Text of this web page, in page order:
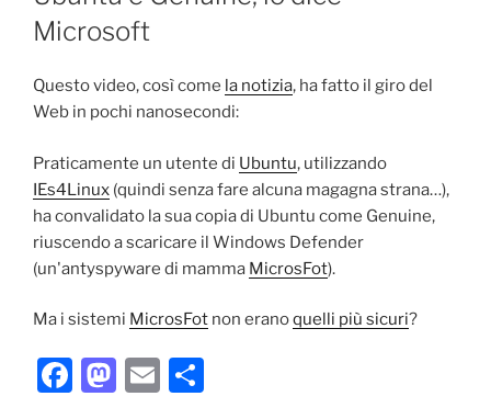
Microsoft
Questo video, così come la notizia, ha fatto il giro del
Web in pochi nanosecondi:
Praticamente un utente di Ubuntu, utilizzando
IEs4Linux (quindi senza fare alcuna magagna strana…),
ha convalidato la sua copia di Ubuntu come Genuine,
riuscendo a scaricare il Windows Defender
(un'antyspyware di mamma MicrosFot).
Ma i sistemi MicrosFot non eranoquelli più sicuri?
F
M E